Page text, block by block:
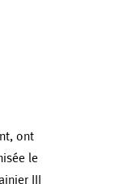
ont
le
III